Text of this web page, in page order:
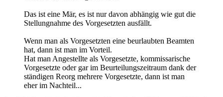
Das ist eine Mär, es ist nur davon abhängig wie gut die
Stellungnahme des Vorgesetzten ausfällt.
Wenn man als Vorgesetzten eine beurlaubten Beamten
hat, dann ist man im Vorteil.
Hat man Angestellte als Vorgesetzte, kommissarische
Vorgesetzte oder gar im Beurteilungszeitraum dank der
ständigen Reorg mehrere Vorgesetzte, dann ist man
eher im Nachteil...